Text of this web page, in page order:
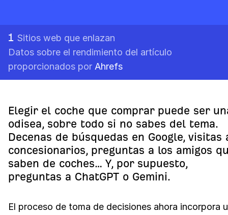
1 Sitios web que enlazan
Datos sobre el rendimiento del artículo
proporcionados por Ahrefs
Elegir el coche que comprar puede ser
odisea, sobre todo si no sabes del tema.
Decenas de búsquedas en Google, visitas
concesionarios, preguntas a los amigos
saben de coches… Y, por supuesto,
preguntas a ChatGPT o Gemini.
El proceso de toma de decisiones ahora incorpora